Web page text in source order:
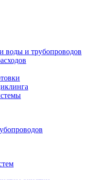
воды и трубопроводов